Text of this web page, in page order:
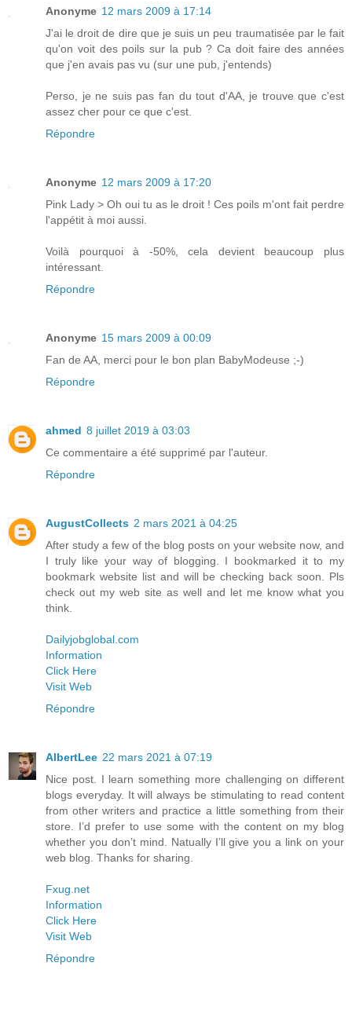
Anonyme 12 mars 2009 à 17:14
J'ai le droit de dire que je suis un peu traumatisée par le fait
qu'on voit des poils sur la pub ? Ca doit faire des années
que j'en avais pas vu (sur une pub, j'entends)
Perso, je ne suis pas fan du tout d'AA, je trouve que c'est
assez cher pour ce que c'est.
Répondre
Anonyme 12 mars 2009 à 17:20
Pink Lady > Oh oui tu as le droit ! Ces poils m'ont fait perdre
l'appétit à moi aussi.
Voilà pourquoi à -50%, cela devient beaucoup plus
intéressant.
Répondre
Anonyme 15 mars 2009 à 00:09
Fan de AA, merci pour le bon plan BabyModeuse ;-)
Répondre
ahmed 8 juillet 2019 à 03:03
Ce commentaire a été supprimé par l'auteur.
Répondre
AugustCollects 2 mars 2021 à 04:25
After study a few of the blog posts on your website now, and
I truly like your way of blogging. I bookmarked it to my
bookmark website list and will be checking back soon. Pls
check out my web site as well and let me know what you
think.
Dailyjobglobal.com
Information
Click Here
Visit Web
Répondre
AlbertLee 22 mars 2021 à 07:19
Nice post. I learn something more challenging on different
blogs everyday. It will always be stimulating to read content
from other writers and practice a little something from their
store. I’d prefer to use some with the content on my blog
whether you don’t mind. Natually I’ll give you a link on your
web blog. Thanks for sharing.
Fxug.net
Information
Click Here
Visit Web
Répondre